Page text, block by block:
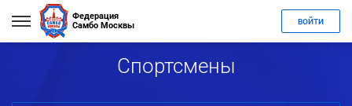
Федерация
Самбо Москвы
ВОЙТИ
Спортсмены